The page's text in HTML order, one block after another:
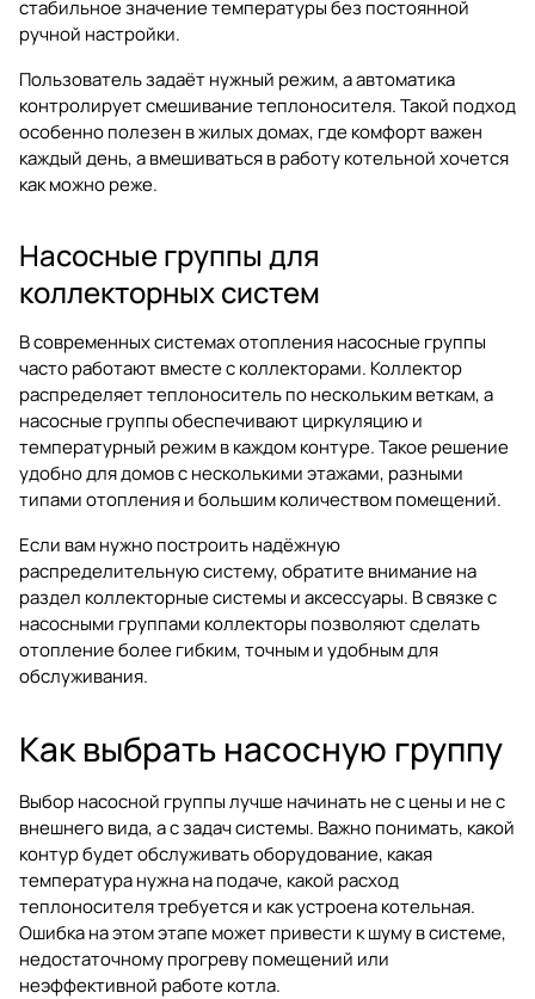
стабильное значение температуры без постоянной
ручной настройки.
Пользователь задаёт нужный режим, а автоматика
контролирует смешивание теплоносителя. Такой подход
особенно полезен в жилых домах, где комфорт важен
каждый день, а вмешиваться в работу котельной хочется
как можно реже.
Насосные группы для
коллекторных систем
В современных системах отопления насосные группы
часто работают вместе с коллекторами. Коллектор
распределяет теплоноситель по нескольким веткам, а
насосные группы обеспечивают циркуляцию и
температурный режим в каждом контуре. Такое решение
удобно для домов с несколькими этажами, разными
типами отопления и большим количеством помещений.
Если вам нужно построить надёжную
распределительную систему, обратите внимание на
раздел коллекторные системы и аксессуары. В связке с
насосными группами коллекторы позволяют сделать
отопление более гибким, точным и удобным для
обслуживания.
Как выбрать насосную группу
Выбор насосной группы лучше начинать не с цены и не с
внешнего вида, а с задач системы. Важно понимать, какой
контур будет обслуживать оборудование, какая
температура нужна на подаче, какой расход
теплоносителя требуется и как устроена котельная.
Ошибка на этом этапе может привести к шуму в системе,
недостаточному прогреву помещений или
неэффективной работе котла.